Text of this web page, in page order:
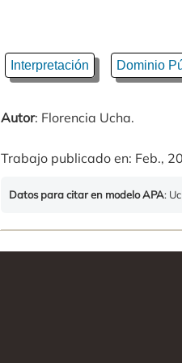
Interpretación Dominio
Autor: Florencia Ucha.
Trabajo publicado en: Feb.,
Datos para citar en modelo APA: